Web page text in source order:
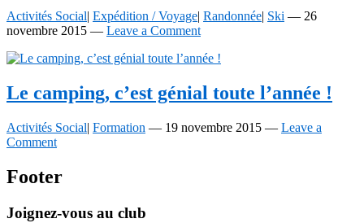
Activités Social Expédition / Voyage Randonnée Ski — 26
novembre 2015 — Leave a Comment
Le camping, c’est génial toute l’année !
Activités Social| Formation — 19 novembre 2015 — Leave a
Comment
Footer
Joignez-vous au club